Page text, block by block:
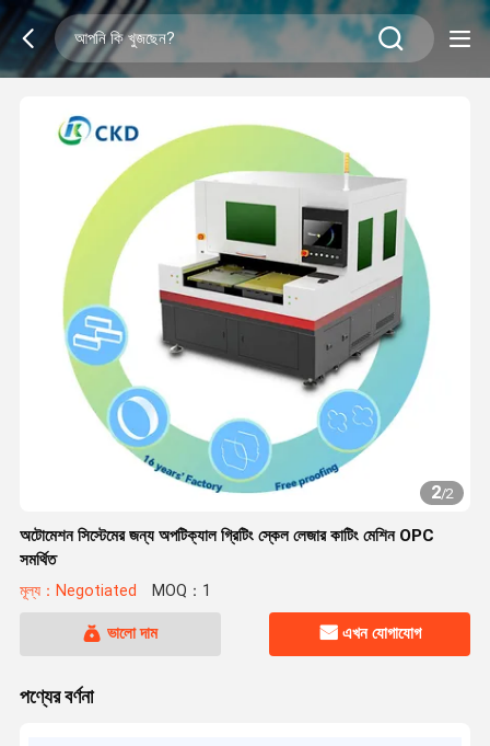
2/2
অটোমেশন সিস্টেমের জন্য অপটিক্যাল গ্রিটিং স্কেল লেজার কাটিং মেশিন OPC
সমর্থিত
মূল্য：Negotiated MOQ：1
ভালো দাম এখন যোগাযোগ
পণ্যের বর্ণনা